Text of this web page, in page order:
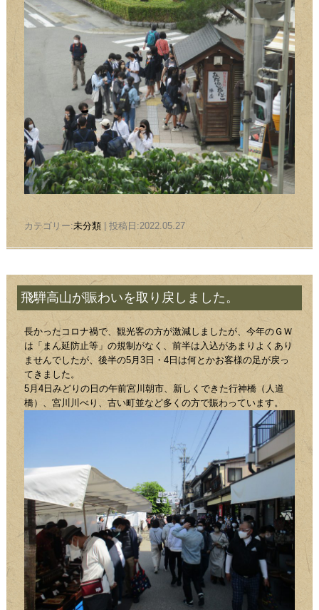
カテゴリー:未分類| 投稿日:2022.05.27
飛騨高山が賑わいを取り戻しました。
長かったコロナ禍で、観光客の方が激減しましたが、今年のＧＷ
は「まん延防止等」の規制がなく、前半は入込があまりよくあり
ませんでしたが、後半の5月3日・4日は何とかお客様の足が戻っ
てきました。
5月4日みどりの日の午前宮川朝市、新しくできた行神橋（人道
橋）、宮川川べり、古い町並など多くの方で賑わっています。